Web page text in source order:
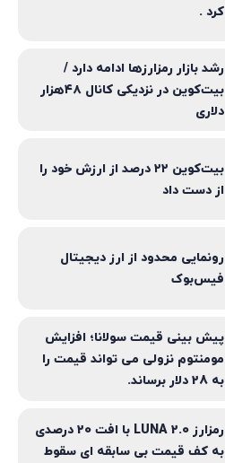
کرد .
رشد بازار رمزارزها ادامه دارد /
بیت‌کوین در نزدیکی کانال ۴۸هزار
دلاری
بیت‌کوین ۲۲ درصد از ارزش خود را
از دست داد
رونمایی محدود از ارز دیجیتال
فیس‌بوک
پیش بینی قیمت سولانا؛ افزایش
مومنتوم نزولی می تواند قیمت را
به 28 دلار برساند.
رمزارز LUNA 2.0 با افت 20 درصدی
به کف قیمت بی سابقه ای سقوط